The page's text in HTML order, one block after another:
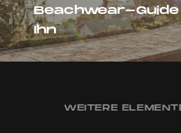
Beachwear-
Ihn
WEITERE